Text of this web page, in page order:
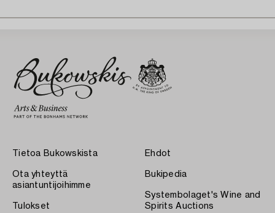
Tietoa Bukowskista
Ota yhteyttä
asiantuntijoihimme
Tulokset
Ehdot
Bukipedia
Systembolaget's Wine and
Spirits Auctions